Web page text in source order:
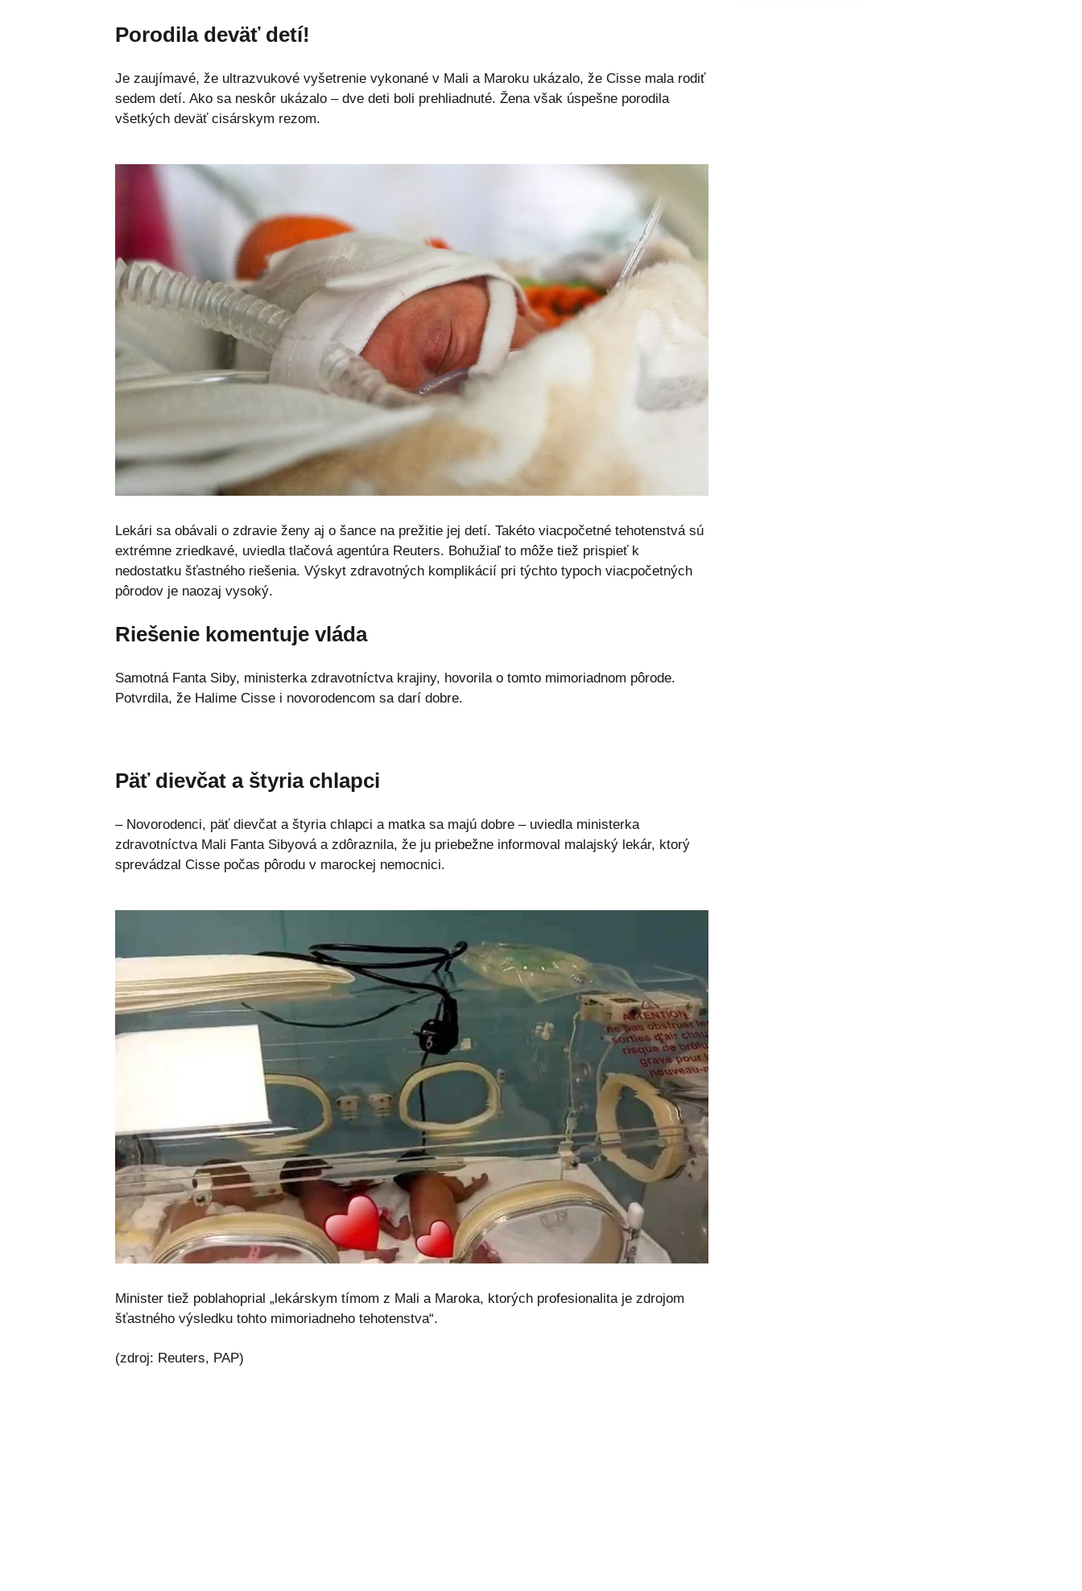
Porodila deväť detí!
Je zaujímavé, že ultrazvukové vyšetrenie vykonané v Mali a Maroku ukázalo, že Cisse mala rodiť
sedem detí. Ako sa neskôr ukázalo – dve deti boli prehliadnuté. Žena však úspešne porodila
všetkých deväť cisárskym rezom.
Lekári sa obávali o zdravie ženy aj o šance na prežitie jej detí. Takéto viacpočetné tehotenstvá sú
extrémne zriedkavé, uviedla tlačová agentúra Reuters. Bohužiaľ to môže tiež prispieť k
nedostatku šťastného riešenia. Výskyt zdravotných komplikácií pri týchto typoch viacpočetných
pôrodov je naozaj vysoký.
Riešenie komentuje vláda
Samotná Fanta Siby, ministerka zdravotníctva krajiny, hovorila o tomto mimoriadnom pôrode.
Potvrdila, že Halime Cisse i novorodencom sa darí dobre.
Päť dievčat a štyria chlapci
– Novorodenci, päť dievčat a štyria chlapci a matka sa majú dobre – uviedla ministerka
zdravotníctva Mali Fanta Sibyová a zdôraznila, že ju priebežne informoval malajský lekár, ktorý
sprevádzal Cisse počas pôrodu v marockej nemocnici.
Minister tiež poblahoprial „lekárskym tímom z Mali a Maroka, ktorých profesionalita je zdrojom
šťastného výsledku tohto mimoriadneho tehotenstva“.
(zdroj: Reuters, PAP)